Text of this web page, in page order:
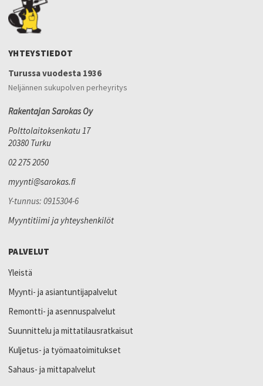
YHTEYSTIEDOT
Turussa vuodesta 1936
Neljännen sukupolven perheyritys
Rakentajan Sarokas Oy
Polttolaitoksenkatu 17
20380 Turku
02 275 2050
myynti@sarokas.fi
Y-tunnus: 0915304-6
Myyntitiimi ja yhteyshenkilöt
PALVELUT
Yleistä
Myynti- ja asiantuntijapalvelut
Remontti- ja asennuspalvelut
Suunnittelu ja mittatilausratkaisut
Kuljetus- ja työmaatoimitukset
Sahaus- ja mittapalvelut